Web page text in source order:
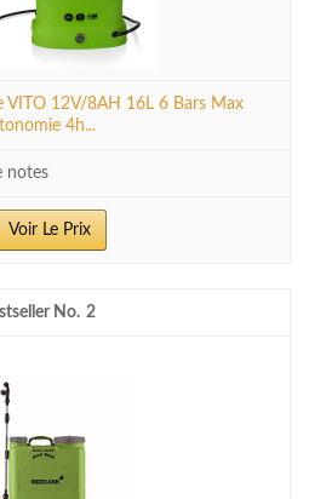
VITO 12V/8AH 16L 6 Bars Max
4h...
notes
Voir Le Prix
2